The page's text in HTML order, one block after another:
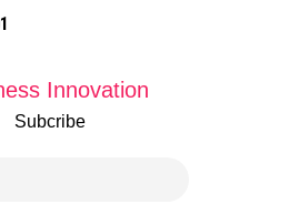
Innovation
Subcribe